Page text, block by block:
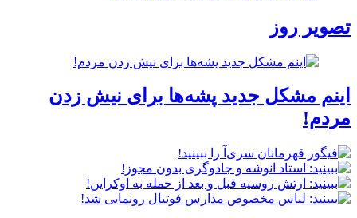
تصویر روز
اینم مشکل جدید پشه‌ها برای نیش زدن
مردم!